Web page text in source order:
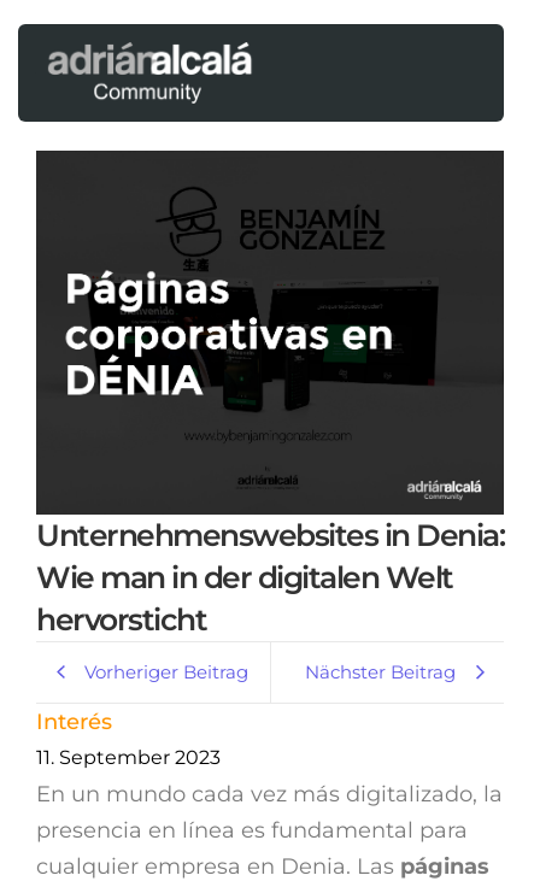
Unternehmenswebsites in Denia:
Wie man in der digitalen Welt
hervorsticht
Vorheriger Beitrag Nächster Beitrag
Interés
11. September 2023
En un mundo cada vez más digitalizado, la
presencia en línea es fundamental para
cualquier empresa en Denia. Las páginas